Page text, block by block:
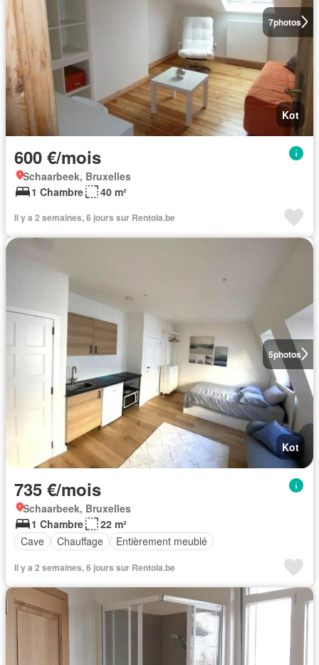
7photos
Kot
600 €/mois
Schaarbeek, Bruxelles
1 Chambre
40 m²
Il y a 2 semaines, 6 jours sur Rentola.be
5photos
Kot
735 €/mois
Schaarbeek, Bruxelles
1 Chambre
22 m²
Cave
Chauffage Entièrement meublé
Il y a 2 semaines, 6 jours sur Rentola.be